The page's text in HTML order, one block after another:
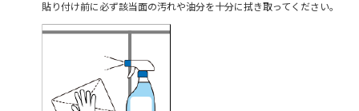
貼り付け前に必ず該当面の汚れや油分を十分に拭き取ってください。